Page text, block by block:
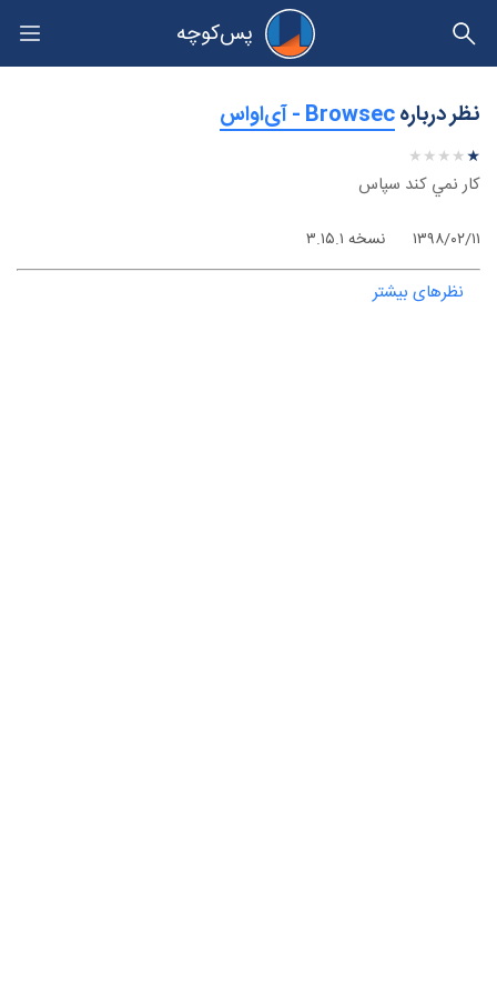
پس‌کوچه
حریم خصوصی
نظر درباره‫Browsec - آی‌اواس
★★★★★
★
★
★
★
★
كار نمي كند سپاس
۱۳۹۸/۰۲/۱۱ نسخه ۳.۱۵.۱
نظرهای بیشتر